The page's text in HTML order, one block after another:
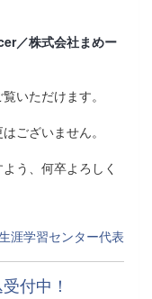
／株式会社まめー
いただけます。
ございません。
う、何卒よろしく
涯学習センター代表
付中！